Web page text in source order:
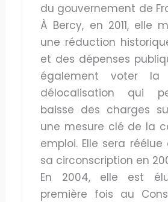
du gouvernement de
À Bercy, en 2011, elle
une réduction
et des dépenses
également voter la
délocalisation qui
baisse des charges
une mesure clé de la
emploi. Elle sera
sa circonscription en
En 2004, elle est
première fois au